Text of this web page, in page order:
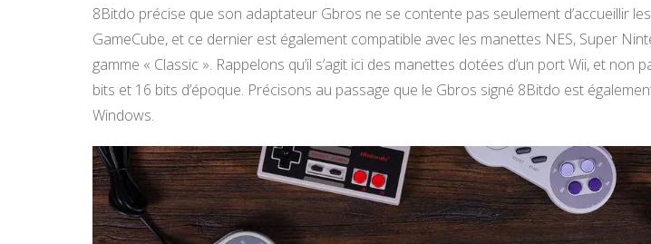
8Bitdo précise que son adaptateur Gbros ne se contente pas seulement d’accueillir
GameCube, et ce dernier est également compatible avec les manettes NES, Super
gamme « Classic ». Rappelons qu’il s’agit ici des manettes dotées d’un port Wii, et non
bits et 16 bits d’époque. Précisons au passage que le Gbros signé 8Bitdo est
Windows.